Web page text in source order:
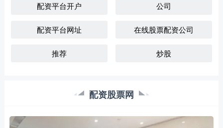
配资平台开户 公司
配资平台网址 在线股票配资公司
推荐 炒股
配资股票网